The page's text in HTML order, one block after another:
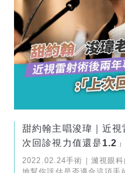
甜約翰主唱浚瑋｜近
次回診視力值還是1.2」
2022.02.24手術｜濰視眼